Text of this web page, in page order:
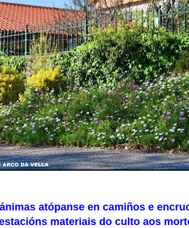
atópanse en camiños e
materiais do culto aos